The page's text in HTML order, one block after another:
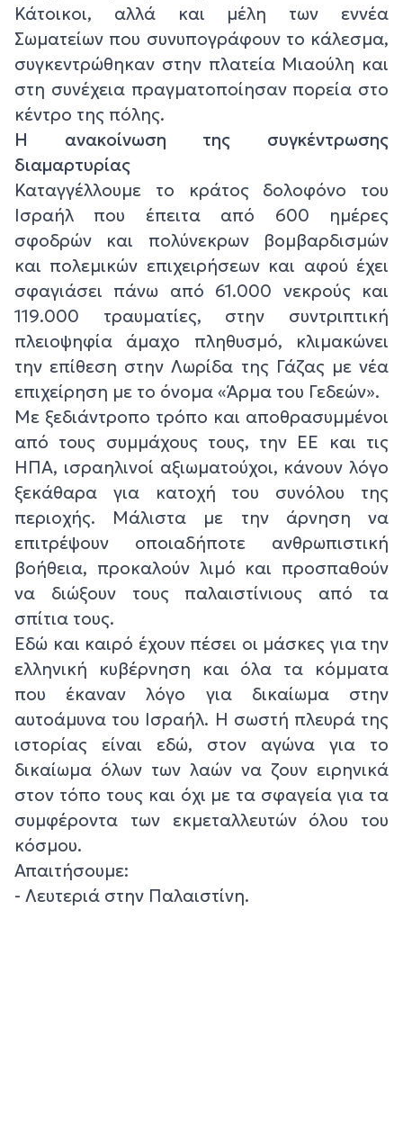
Κάτοικοι, αλλά και μέλη των εννέα
Σωματείων που συνυπογράφουν το κάλεσμα,
συγκεντρώθηκαν στην πλατεία Μιαούλη και
στη συνέχεια πραγματοποίησαν πορεία στο
κέντρο της πόλης.
Η ανακοίνωση της συγκέντρωσης
διαμαρτυρίας
Καταγγέλλουμε το κράτος δολοφόνο του
Ισραήλ που έπειτα από 600 ημέρες
σφοδρών και πολύνεκρων βομβαρδισμών
και πολεμικών επιχειρήσεων και αφού έχει
σφαγιάσει πάνω από 61.000 νεκρούς και
119.000 τραυματίες, στην συντριπτική
πλειοψηφία άμαχο πληθυσμό, κλιμακώνει
την επίθεση στην Λωρίδα της Γάζας με νέα
επιχείρηση με το όνομα «Άρμα του Γεδεών».
Με ξεδιάντροπο τρόπο και αποθρασυμμένοι
από τους συμμάχους τους, την ΕΕ και τις
ΗΠΑ, ισραηλινοί αξιωματούχοι, κάνουν λόγο
ξεκάθαρα για κατοχή του συνόλου της
περιοχής. Μάλιστα με την άρνηση να
επιτρέψουν οποιαδήποτε ανθρωπιστική
βοήθεια, προκαλούν λιμό και προσπαθούν
να διώξουν τους παλαιστίνιους από τα
σπίτια τους.
Εδώ και καιρό έχουν πέσει οι μάσκες για την
ελληνική κυβέρνηση και όλα τα κόμματα
που έκαναν λόγο για δικαίωμα στην
αυτοάμυνα του Ισραήλ. Η σωστή πλευρά της
ιστορίας είναι εδώ, στον αγώνα για το
δικαίωμα όλων των λαών να ζουν ειρηνικά
στον τόπο τους και όχι με τα σφαγεία για τα
συμφέροντα των εκμεταλλευτών όλου του
κόσμου.
Απαιτήσουμε:
- Λευτεριά στην Παλαιστίνη.